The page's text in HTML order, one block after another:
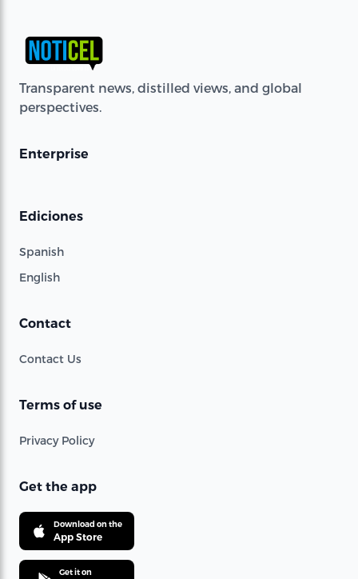
Transparent news, distilled views, and global
perspectives.
Enterprise
Ediciones
Spanish
English
Contact
Contact Us
Terms of use
Privacy Policy
Get the app
Download on the
App Store
Get it on